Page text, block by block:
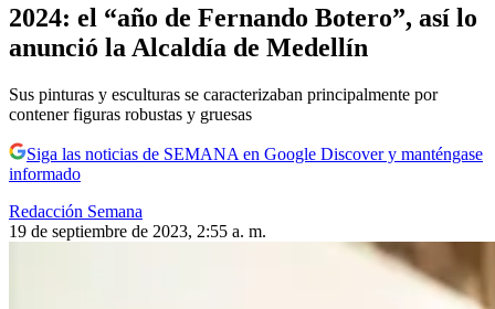
2024: el “año de Fernando Botero”, así lo
anunció la Alcaldía de Medellín
Sus pinturas y esculturas se caracterizaban principalmente por
contener figuras robustas y gruesas
Siga las noticias de SEMANA en Google Discover y manténgase
informado
Redacción Semana
19 de septiembre de 2023, 2:55 a. m.